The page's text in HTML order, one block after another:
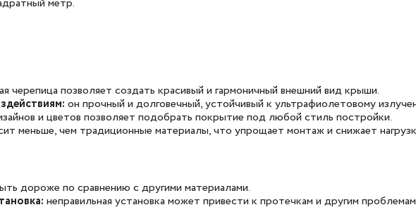
черепица позволяет создать красивый и гармоничный внешний вид крыши.
он прочный и долговечный, устойчивый к ультрафиолетовому
и цветов позволяет подобрать покрытие под любой стиль постройки.
меньше, чем традиционные материалы, что упрощает монтаж и снижает
дороже по сравнению с другими материалами.
неправильная установка может привести к протечкам и другим